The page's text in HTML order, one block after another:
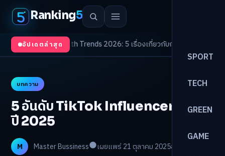
Ranking5
SPORT
TECH
GREEN
GAME
อัปเดตล่าสุด
/Health Trends 2026: 5 เรื่องเกี่ยวกับการแพทย์ที่ควรรู้
บทความ
5 อันดับ TikTok Influencer คนไทย
ปี 2025
M Master Bussiness เผยแพร่ 21 ตุลาคม 2025อ่าน 4 นาที